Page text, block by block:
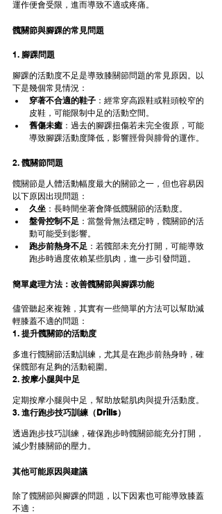
運作便會受限，進而導致不適或疼痛。
髖關節與腳踝的常見問題
1. 腳踝問題
腳踝的活動度不足是導致膝關節問題的常見原因。以
下是幾個常見情況：
穿著不合適的鞋子 ：經常穿高跟鞋或鞋頭較窄的
皮鞋，可能限制中足的活動空間。
舊傷未癒 ：過去的腳踝扭傷若未完全復原，可能
導致腳踝活動度降低，影響脛骨與腓骨的運作。
2. 髖關節問題
髖關節是人體活動幅度最大的關節之一，但也容易因
以下原因出現問題：
久坐 ：長時間坐著會降低髖關節的活動度。
盤骨控制不足 ：當盤骨無法穩定時，髖關節的活
動可能受到影響。
跑步前熱身不足 ：若髖部未充分打開，可能導致
跑步時過度依賴某些肌肉，進一步引發問題。
簡單處理方法：改善髖關節與腳踝功能
儘管聽起來複雜，其實有一些簡單的方法可以幫助減
輕膝蓋不適的問題：
1. 提升髖關節的活動度
多進行髖關節活動訓練，尤其是在跑步前熱身時，確
保髖部有足夠的活動範圍。
2. 按摩小腿與中足
定期按摩小腿與中足，幫助放鬆肌肉與提升活動度。
3. 進行跑步技巧訓練（Drills）
透過跑步技巧訓練，確保跑步時髖關節能充分打開，
減少對膝關節的壓力。
其他可能原因與建議
除了髖關節與腳踝的問題，以下因素也可能導致膝蓋
不適：